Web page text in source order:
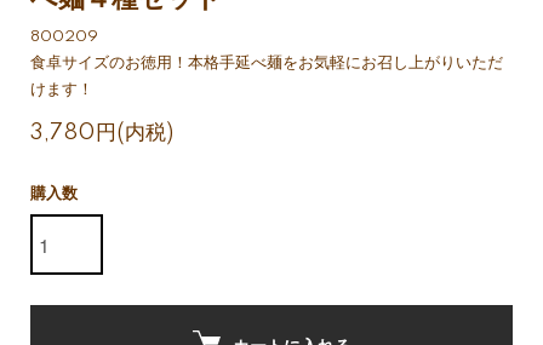
800209
食卓サイズのお徳用！本格手延べ麺をお気軽にお召し上がりいただ
けます！
3,780円(内税)
購入数